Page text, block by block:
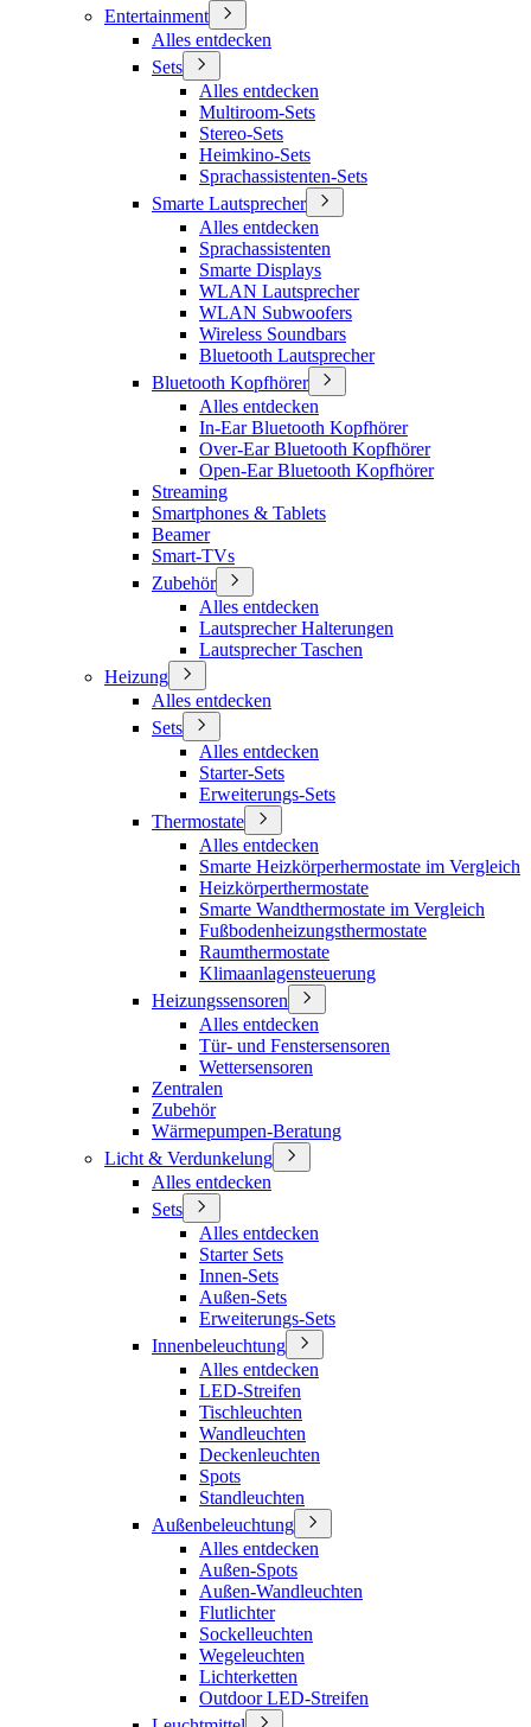
Entertainment
Alles entdecken
Sets
Alles entdecken
Multiroom-Sets
Stereo-Sets
Heimkino-Sets
Sprachassistenten-Sets
Smarte Lautsprecher
Alles entdecken
Sprachassistenten
Smarte Displays
WLAN Lautsprecher
WLAN Subwoofers
Wireless Soundbars
Bluetooth Lautsprecher
Bluetooth Kopfhörer
Alles entdecken
In-Ear Bluetooth Kopfhörer
Over-Ear Bluetooth Kopfhörer
Open-Ear Bluetooth Kopfhörer
Streaming
Smartphones & Tablets
Beamer
Smart-TVs
Zubehör
Alles entdecken
Lautsprecher Halterungen
Lautsprecher Taschen
Heizung
Alles entdecken
Sets
Alles entdecken
Starter-Sets
Erweiterungs-Sets
Thermostate
Alles entdecken
Smarte Heizkörperhermostate im Vergleich
Heizkörperthermostate
Smarte Wandthermostate im Vergleich
Fußbodenheizungsthermostate
Raumthermostate
Klimaanlagensteuerung
Heizungssensoren
Alles entdecken
Tür- und Fenstersensoren
Wettersensoren
Zentralen
Zubehör
Wärmepumpen-Beratung
Licht & Verdunkelung
Alles entdecken
Sets
Alles entdecken
Starter Sets
Innen-Sets
Außen-Sets
Erweiterungs-Sets
Innenbeleuchtung
Alles entdecken
LED-Streifen
Tischleuchten
Wandleuchten
Deckenleuchten
Spots
Standleuchten
Außenbeleuchtung
Alles entdecken
Außen-Spots
Außen-Wandleuchten
Flutlichter
Sockelleuchten
Wegeleuchten
Lichterketten
Outdoor LED-Streifen